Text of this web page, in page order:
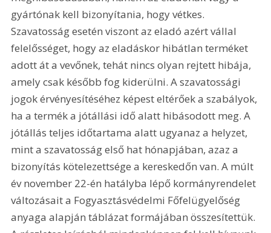
gyártónak kell bizonyítania, hogy vétkes.
Szavatosság esetén viszont az eladó azért vállal
felelősséget, hogy az eladáskor hibátlan terméket
adott át a vevőnek, tehát nincs olyan rejtett hibája,
amely csak később fog kiderülni. A szavatossági
jogok érvényesítéséhez képest eltérőek a szabályok,
ha a termék a jótállási idő alatt hibásodott meg. A
jótállás teljes időtartama alatt ugyanaz a helyzet,
mint a szavatosság első hat hónapjában, azaz a
bizonyítás kötelezettsége a kereskedőn van. A múlt
év november 22-én hatályba lépő kormányrendelet
változásait a Fogyasztásvédelmi Főfelügyelőség
anyaga alapján táblázat formájában összesítettük.